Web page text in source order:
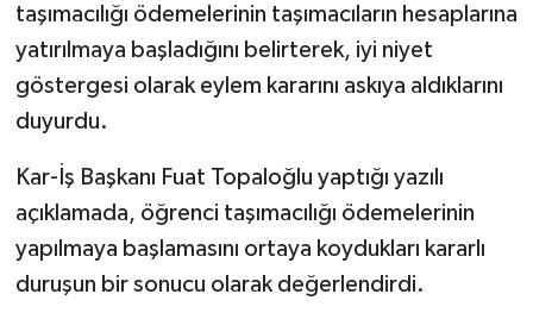
taşımacılığı ödemelerinin taşımacıların hesaplarına
yatırılmaya başladığını belirterek, iyi niyet
göstergesi olarak eylem kararını askıya aldıklarını
duyurdu.
Kar-İş Başkanı Fuat Topaloğlu yaptığı yazılı
açıklamada, öğrenci taşımacılığı ödemelerinin
yapılmaya başlamasını ortaya koydukları kararlı
duruşun bir sonucu olarak değerlendirdi.
SAĞLIK
SİYASET
TATLISU